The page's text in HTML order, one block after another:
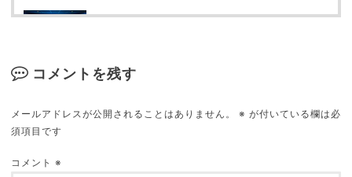
コメントを残す
メールアドレスが公開されることはありません。 ※ が付いている欄は必
須項目です
コメント ※